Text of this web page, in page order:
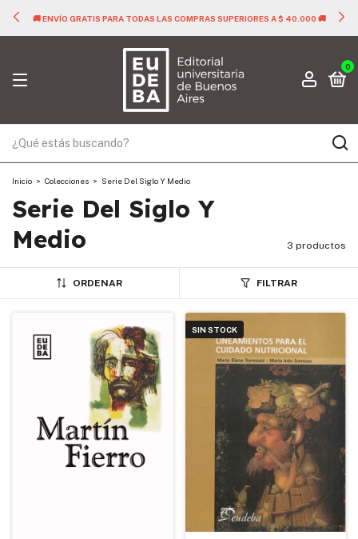
🚚 ENVÍO GRATIS PARA TODAS LAS COMPRAS SUPERIORES A $ 40.000 🚚
0
Inicio > Colecciones > Serie Del Siglo Y Medio
Serie Del Siglo Y
Medio
3 productos
ORDENAR FILTRAR
SIN STOCK